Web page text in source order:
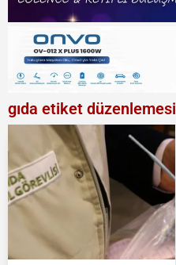
gıda etiket düzenlemesi